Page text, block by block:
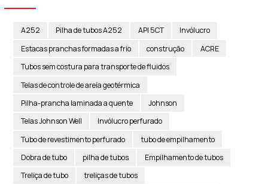
A252 Pilha de tubos A252 API 5CT
Invólucro
Estacas pranchas formadas a frio
construção
ACRE
Tubos sem costura para transporte de fluidos
Telas de controle de areia geotérmica
Pilha-prancha laminada a quente
Johnson
Telas Johnson Well
Invólucro perfurado
Tubo de revestimento perfurado
tubo de empilhamento
Dobra de tubo
pilha de tubos
Empilhamento de tubos
Treliça de tubo
treliças de tubos